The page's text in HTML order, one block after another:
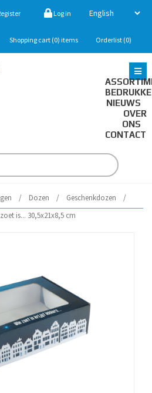
Log in
Shopping cart (0) items Orderlist (0)
NIEUWS
OVER
ONS
CONTACT
/ Dozen / Geschenkdozen
/
is... 30,5x21x8,5 cm